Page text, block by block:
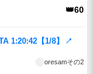
👑60
1:20:42【1/8】 ↗
oresamその2